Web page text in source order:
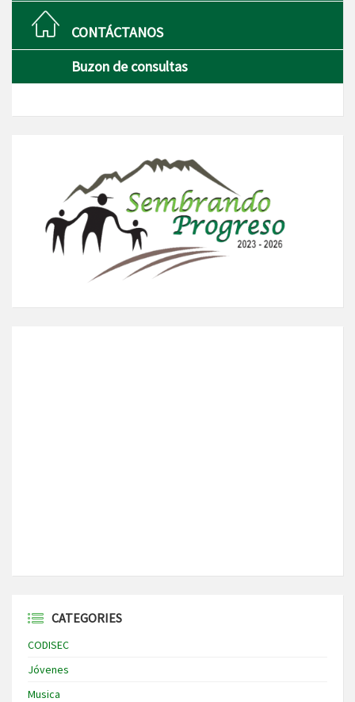
CONTÁCTANOS
Buzon de consultas
CATEGORIES
CODISEC
Jóvenes
Musica